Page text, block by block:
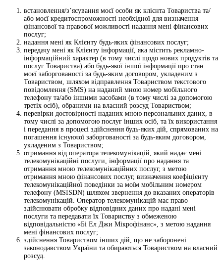
встановлення/з’ясування моєї особи як клієнта Товариства та/
або моєї кредитоспроможності необхідної для визначення
фінансової та правової можливості надання мені фінансових
послуг;
надання мені як Клієнту будь-яких фінансових послуг;
передачу мені як Клієнту інформації, яка містить рекламно-
інформаційний характер (в тому числі щодо нових продуктів та
послуг Товариства) або будь-якої іншої інформації про стан
моєї заборгованості за будь-яким договором, укладеним з
Товариством, шляхом відправлення Товариством текстового
повідомлення (SMS) на наданий мною номер мобільного
телефону та/або іншими засобами (в тому числі за допомогою
третіх осіб), обраними на власний розсуд Товариством;
перевірки достовірності наданих мною персональних даних, в
тому числі за допомогою послуг інших осіб, та їх використання
і передання в процесі здійснення будь-яких дій, спрямованих на
погашення існуючої заборгованості за будь-яким договором,
укладеним з Товариством;
отримання від оператора телекомунікацій, який надає мені
телекомунікаційні послуги, інформації про надання та
отримання мною телекомунікаційних послуг, з метою
отримання мною фінансових послуг, визначення коефіцієнту
телекомунікаційної поведінки за моїм мобільним номером
телефону (MSISDN) шляхом звернення до вказаних операторів
телекомунікацій. Оператор телекомунікацій має право
здійснювати обробку відповідних даних про надані мені
послуги та передавати їх Товариству з обмеженою
відповідальністю «Бі Ел Джи Мікрофінанс», з метою надання
мені фінансових послуг;
здійснення Товариством інших дій, що не заборонені
законодавством України та обираються Товариством на власний
розсуд.